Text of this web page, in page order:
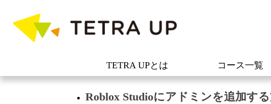
TETRA UPとは コース一覧
Roblox Studioにアドミンを追加す